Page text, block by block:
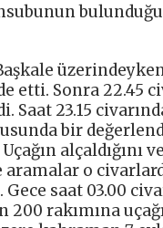
etti. Sonra 22.45
23.15
bir
alçaldığını
aramalar o
saat 03.00
rakımına